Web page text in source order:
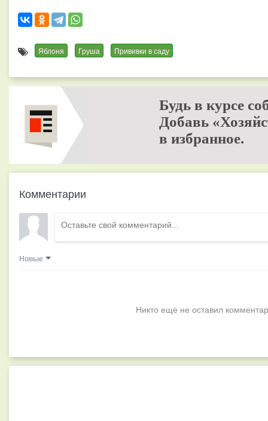
Яблоня Груша Прививки в саду
Будь в курсе
Добавь
в избранное.
Комментарии
Новые
Никто ещё не оставил